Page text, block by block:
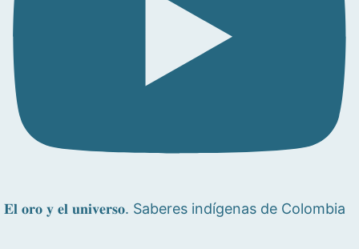
𝐄𝐥 𝐨𝐫𝐨 𝐲 𝐞𝐥 𝐮𝐧𝐢𝐯𝐞𝐫𝐬𝐨. Saberes indígenas de Colombia